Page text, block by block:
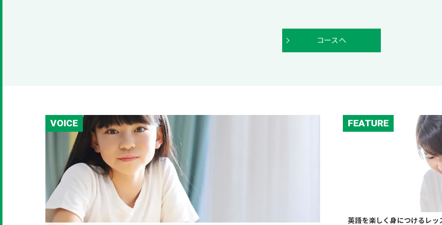
コースへ
VOICE FEATURE
英語を楽しく身につけるレッ